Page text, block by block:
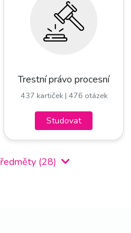
Trestní právo procesní
437 kartiček | 476 otázek
Studovat
(28)